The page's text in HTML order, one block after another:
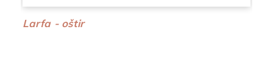
Larfa - oštir